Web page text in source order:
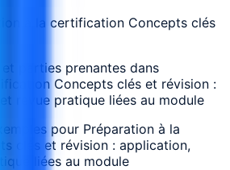
à la certification Concepts clés
parties prenantes dans
Concepts clés et révision :
revue pratique liées au module
pour Préparation à la
clés et révision : application,
liées au module